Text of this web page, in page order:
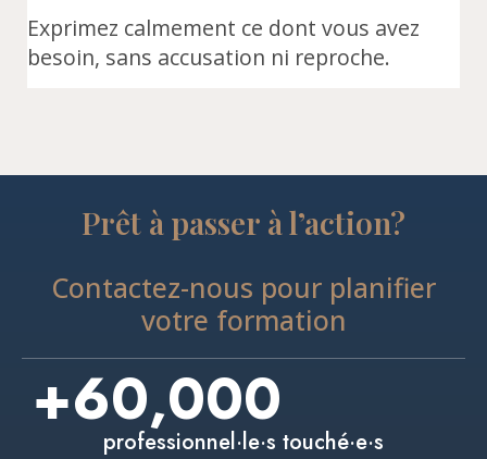
Exprimez calmement ce dont vous avez
besoin, sans accusation ni reproche.
Prêt à passer à l’action?
Contactez-nous pour planifier
votre formation
+60,000
professionnel·le·s touché·e·s